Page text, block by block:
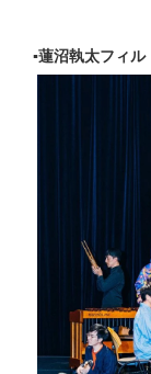
▪蓮沼執太フィ